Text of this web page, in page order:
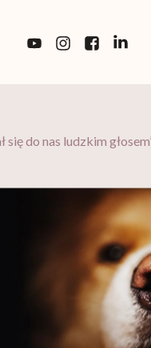
do nas ludzkim